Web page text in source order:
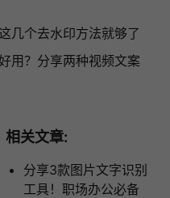
几个去水印方法就够了
用？分享两种视频文案
相关文章:
分享3款图片文字识别
工具！职场办公必备